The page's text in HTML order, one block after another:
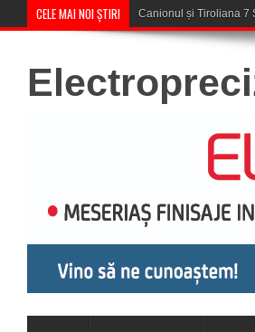
CELE MAI NOI ȘTIRI Concert în aer liber la